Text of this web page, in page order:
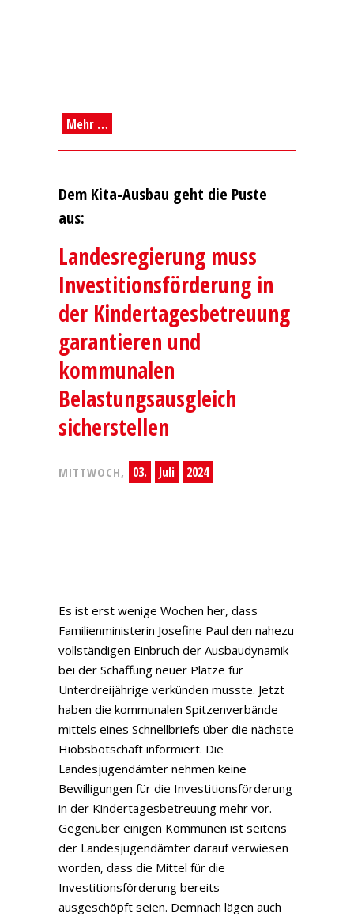
Mehr …
Dem Kita-Ausbau geht die Puste
aus:
Landesregierung muss
Investitionsförderung in
der Kindertagesbetreuung
garantieren und
kommunalen
Belastungsausgleich
sicherstellen
MITTWOCH, 03. Juli 2024
Es ist erst wenige Wochen her, dass
Familienministerin Josefine Paul den nahezu
vollständigen Einbruch der Ausbaudynamik
bei der Schaffung neuer Plätze für
Unterdreijährige verkünden musste. Jetzt
haben die kommunalen Spitzenverbände
mittels eines Schnellbriefs über die nächste
Hiobsbotschaft informiert. Die
Landesjugendämter nehmen keine
Bewilligungen für die Investitionsförderung
in der Kindertagesbetreuung mehr vor.
Gegenüber einigen Kommunen ist seitens
der Landesjugendämter darauf verwiesen
worden, dass die Mittel für die
Investitionsförderung bereits
ausgeschöpft seien. Demnach lägen auch